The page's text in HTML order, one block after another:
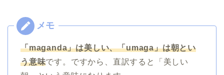
「maganda」は美しい、「umaga」は朝とい
う意味です。ですから、直訳すると「美しい